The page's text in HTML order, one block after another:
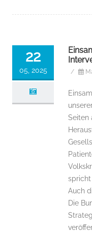
22
05, 2025 /
Seiten
spricht
Auch
Die